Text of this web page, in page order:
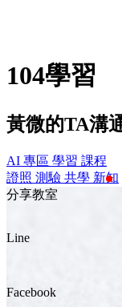
104學習
黃微的TA溝
AI 專區 學習 課程
證照 測驗 共學 新知
分享教室
Line
Facebook